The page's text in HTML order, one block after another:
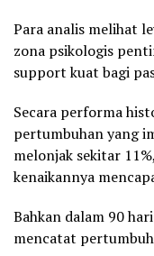
Para analis melihat
zona psikologis
support kuat bagi
Secara performa
pertumbuhan yang
melonjak sekitar
kenaikannya
Bahkan dalam 90
mencatat